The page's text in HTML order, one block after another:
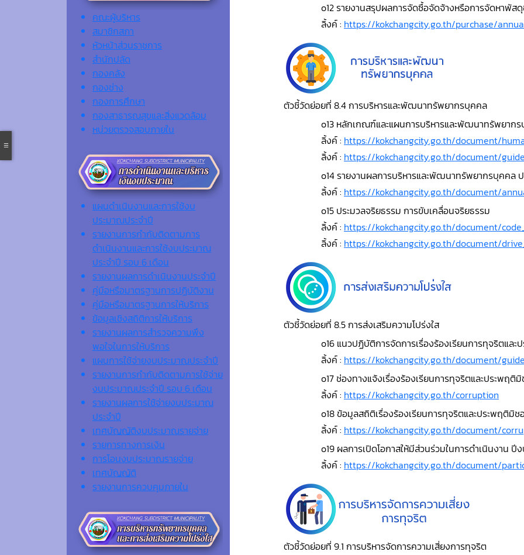
คณะผู้บริหาร
สมาชิกสภา
หัวหน้าส่วนราชการ
สำนักปลัด
กองคลัง
กองช่าง
กองการศึกษา
กองสาธารณสุขและสิ่งแวดล้อม
หน่วยตรวจสอบภายใน
แผนดำเนินงานและการใช้งบ
ประมาณประจำปี
รายงานการกำกับติดตามการ
ดำเนินงานและการใช้งบประมาณ
ประจำปี รอบ 6 เดือน
รายงานผลการดำเนินงานประจำปี
คู่มือหรือมาตรฐานการปฏิบัติงาน
คู่มือหรือมาตรฐานการให้บริการ
ข้อมูลเชิงสถิติการให้บริการ
รายงานผลการสำรวจความพึง
พอใจในการให้บริการ
แผนการใช้จ่ายงบประมาณประจำปี
รายงานการกำกับติดตามการใช้จ่าย
งบประมาณประจำปี รอบ 6 เดือน
รายงานผลการใช้จ่ายงบประมาณ
ประจำปี
เทศบัญญัติงบประมาณรายจ่าย
รายการทางการเงิน
การโอนงบประมาณรายจ่าย
เทศบัญญัติ
รายงานการควบคุมภายใน
o12 รายงานสรุปผลการจัดซื้อจัดจ้างหรือการจัดหาพั
ลิ้งค์ : https://kokchangcity.go.th/purchase/
ตัวชี้วัดย่อยที่ 8.4 การบริหารและพัฒนาทรัพยากรบุคคล
o13 หลักเกณฑ์และแผนการบริหารและพัฒนาทรัพยาก
ลิ้งค์ : https://kokchangcity.go.th/document/
ลิ้งค์ : https://kokchangcity.go.th/document/
o14 รายงานผลการบริหารและพัฒนาทรัพยากรบุคคล
ลิ้งค์ : https://kokchangcity.go.th/document/
o15 ประมวลจริยธรรม การขับเคลื่อนจริยธรรม
ลิ้งค์ : https://kokchangcity.go.th/document/
ลิ้งค์ : https://kokchangcity.go.th/document/
ตัวชี้วัดย่อยที่ 8.5 การส่งเสริมความโปร่งใส
o16 แนวปฏิบัติการจัดการเรื่องร้องเรียนการทุจริตและ
ลิ้งค์ : https://kokchangcity.go.th/document/
o17 ช่องทางแจ้งเรื่องร้องเรียนการทุจริตและประพฤติ
ลิ้งค์ : https://kokchangcity.go.th/corruption
o18 ข้อมูลสถิติเรื่องร้องเรียนการทุจริตและประพฤติมิ
ลิ้งค์ : https://kokchangcity.go.th/document/
o19 ผลการเปิดโอกาสให้มีส่วนร่วมในการดำเนินงาน
ลิ้งค์ : https://kokchangcity.go.th/document/
ตัวชี้วัดย่อยที่ 9.1 การบริหารจัดการความเสี่ยงการทุจริต